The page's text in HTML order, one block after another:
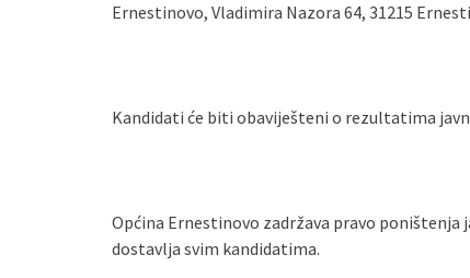
Ernestinovo, Vladimira Nazora 64, 31215
Kandidati će biti obaviješteni o rezultatima
Općina Ernestinovo zadržava pravo poništenja
dostavlja svim kandidatima.